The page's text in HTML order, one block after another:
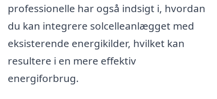
professionelle har også indsigt i, hvordan
du kan integrere solcelleanlægget med
eksisterende energikilder, hvilket kan
resultere i en mere effektiv
energiforbrug.